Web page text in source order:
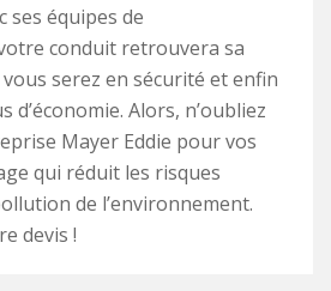
ses équipes de
conduit retrouvera sa
serez en sécurité et enfin
d’économie. Alors, n’oubliez
Mayer Eddie pour vos
qui réduit les risques
de l’environnement.
devis !